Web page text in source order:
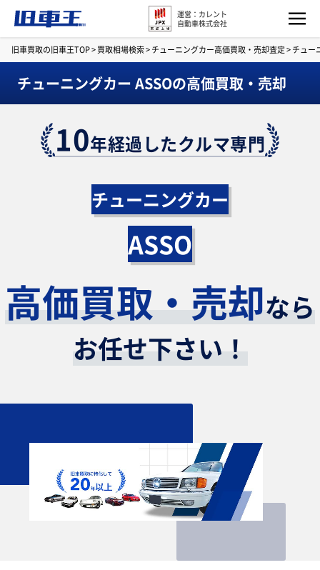
運営：カレント
自動車株式会社
旧車買取の旧車王TOP>買取相場検索>チューニングカー高価買取・売却査定>チュー
チューニングカー ASSOの高価買取・売却
10年経過したクルマ専門
チューニングカー
ASSO
高価買取・売却なら
お任せ下さい！